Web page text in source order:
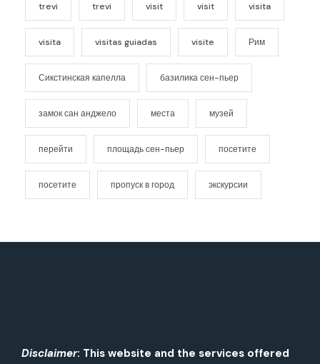
trevi trevi visit visit visita
visita visitas guiadas visite Рим
Сикстинская капелла базилика сен-пьер
замок сан анджело места музей
перейти площадь сен-пьер посетите
посетите пропуск в город экскурсии
Disclaimer: This website and the services offered